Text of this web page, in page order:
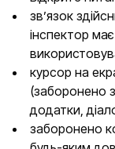
зв’язок
інспектор
курсор на
(заборонено
додатки,
заборонено